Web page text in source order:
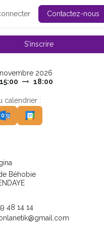
Contactez-nous
S'inscrire
novembre 2026
15:00
18:00
calendrier :
Béhobie
48 14 14